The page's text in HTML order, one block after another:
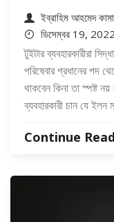
ইব্রাহিম আহমেদ
ডিসেম্বর 19, 2022
টুইটার ব্যবহারকারীরা
পরিষেবার প্রধানের পদ
থাকবেন কিনা তা স্পষ্ট
ব্যবহারকারী চান যে ইলন
Continue